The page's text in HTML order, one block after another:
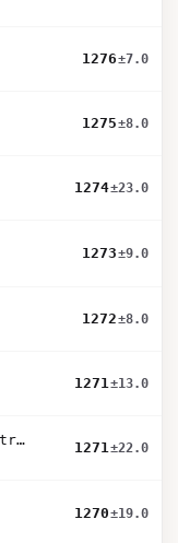
1276±7.0
1275±8.0
1274±23.0
1273±9.0
1272±8.0
1271±13.0
llama-3.1-nemotron-51b-instruct
1271±22.0
1270±19.0